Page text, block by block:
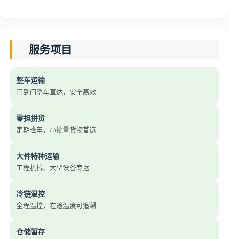
服务项目
整车运输
门到门整车直达，安全高效
零担拼货
定期班车，小批量货物首选
大件特种运输
工程机械、大型设备专运
冷链温控
全程温控，在途温度可追溯
仓储暂存